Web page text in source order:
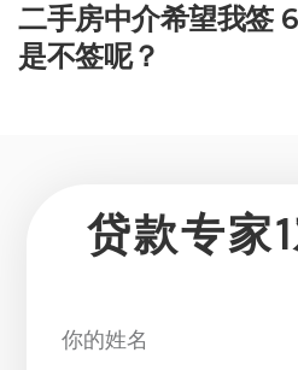
二手房中介希望我签
是不签呢？
贷款专家